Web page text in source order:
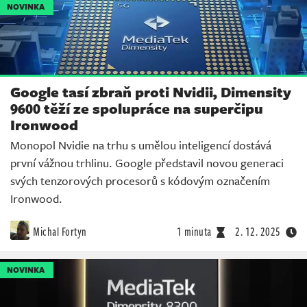
NOVINKA
Google tasí zbraň proti Nvidii, Dimensity
9600 těží ze spolupráce na superčipu
Ironwood
Monopol Nvidie na trhu s umělou inteligencí dostává
první vážnou trhlinu. Google představil novou generaci
svých tenzorových procesorů s kódovým označením
Ironwood.
Michal Fortyn 1 minuta 2. 12. 2025
NOVINKA